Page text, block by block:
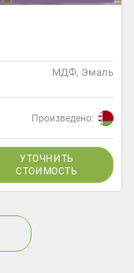
МДФ, Эмаль
Произведено:
УТОЧНИТЬ
СТОИМОСТЬ